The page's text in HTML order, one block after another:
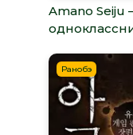
Amano Seiju
Ранобэ